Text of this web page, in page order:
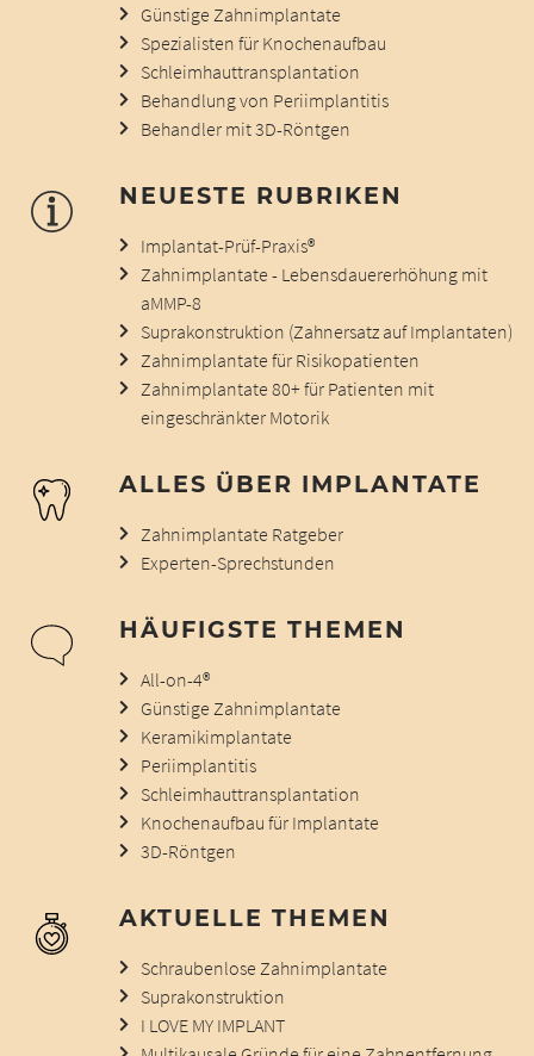
Günstige Zahnimplantate
Spezialisten für Knochenaufbau
Schleimhauttransplantation
Behandlung von Periimplantitis
Behandler mit 3D-Röntgen
NEUESTE RUBRIKEN
Implantat-Prüf-Praxis®
Zahnimplantate - Lebensdauererhöhung mit
aMMP-8
Suprakonstruktion (Zahnersatz auf Implantaten)
Zahnimplantate für Risikopatienten
Zahnimplantate 80+ für Patienten mit
eingeschränkter Motorik
ALLES ÜBER IMPLANTATE
Zahnimplantate Ratgeber
Experten-Sprechstunden
HÄUFIGSTE THEMEN
All-on-4®
Günstige Zahnimplantate
Keramikimplantate
Periimplantitis
Schleimhauttransplantation
Knochenaufbau für Implantate
3D-Röntgen
AKTUELLE THEMEN
Schraubenlose Zahnimplantate
Suprakonstruktion
I LOVE MY IMPLANT